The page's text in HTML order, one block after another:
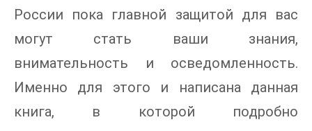
России пока главной защитой для вас
могут стать ваши знания,
внимательность и осведомленность.
Именно для этого и написана данная
книга, в которой подробно